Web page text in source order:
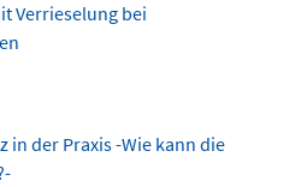
Verrieselung bei
in der Praxis -Wie kann die